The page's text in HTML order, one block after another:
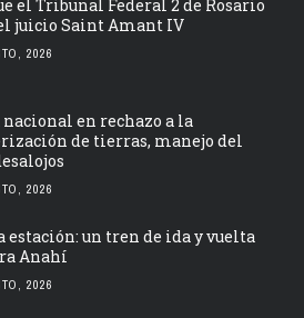
el Tribunal Federal 2 de Rosario
juicio Saint Amant IV
2026
en rechazo a la
de tierras, manejo del
2026
estación: un tren de ida y vuelta
Anahí
2026